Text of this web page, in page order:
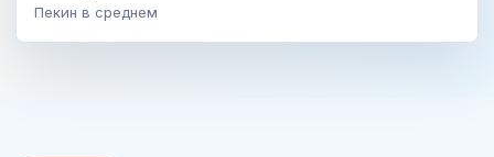
Пекин в среднем